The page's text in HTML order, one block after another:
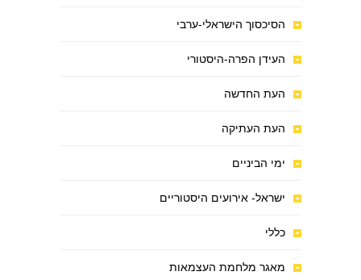
הסיכסוך הישראלי-ערבי
העידן הפרה-היסטורי
העת החדשה
העת העתיקה
ימי הביניים
ישראל- אירועים היסטוריים
כללי
מאגר מלחמת העצמאות